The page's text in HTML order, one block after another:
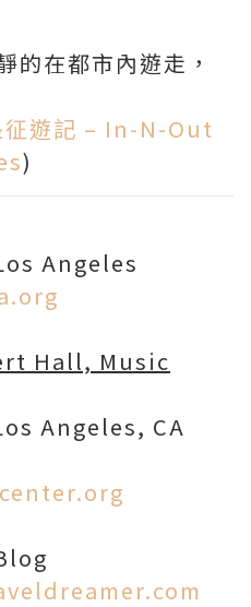
的在都市內遊走，
征遊記 – In-N-Out
)
Angeles
Hall, Music
Angeles, CA